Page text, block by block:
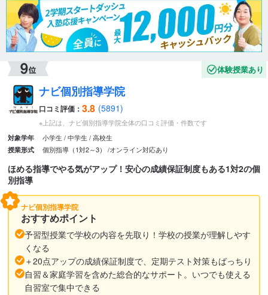
体験授業あり
ナビ個別指導学院
口コミ評価： 3.8 (5891)
※上記は、ナビ個別指導学院全体の口コミ評価・件数です
対象学年 小学生 中学生 高校生
授業形式 個別指導（1対2～3） オンライン対応あり
ほめる指導でやる気がアップ！安心の成績保証制度もある1対2の個
別指導
ナビ個別指導学院
おすすめポイント
予習型授業で学校の内容を先取り！学校の授業が理解しやす
くなる
＋20点アップの成績保証制度で、定期テスト対策もばっちり
自習＆家庭学習を含めた総合的なサポート。いつでも使える
自習室で集中できる